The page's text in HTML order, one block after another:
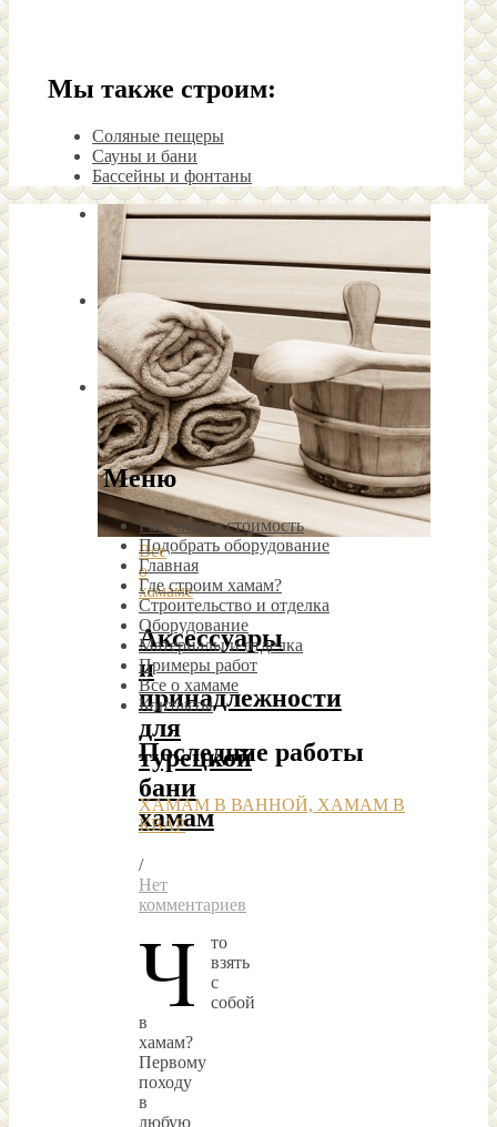
Мы также строим:
Соляные пещеры
Сауны и бани
Бассейны и фонтаны
Все
о
хамаме
Аксессуары
и
принадлежности
для
турецкой
бани
хамам
/
Нет
комментариев
Ч
то
взять
с
собой
в
хамам?
Первому
походу
в
любую
Меню
Рассчитать стоимость
Подобрать оборудование
Главная
Где строим хамам?
Строительство и отделка
Оборудование
Материалы и отделка
Примеры работ
Все о хамаме
Контакты
Последние работы
ХАМАМ В ВАННОЙ, ХАМАМ В
КВАР